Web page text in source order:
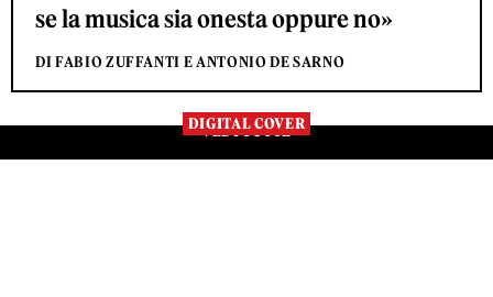
se la musica sia onesta oppure no»
DI FABIO ZUFFANTI E ANTONIO DE SARNO
DIGITAL COVER
VEDI TUTTE